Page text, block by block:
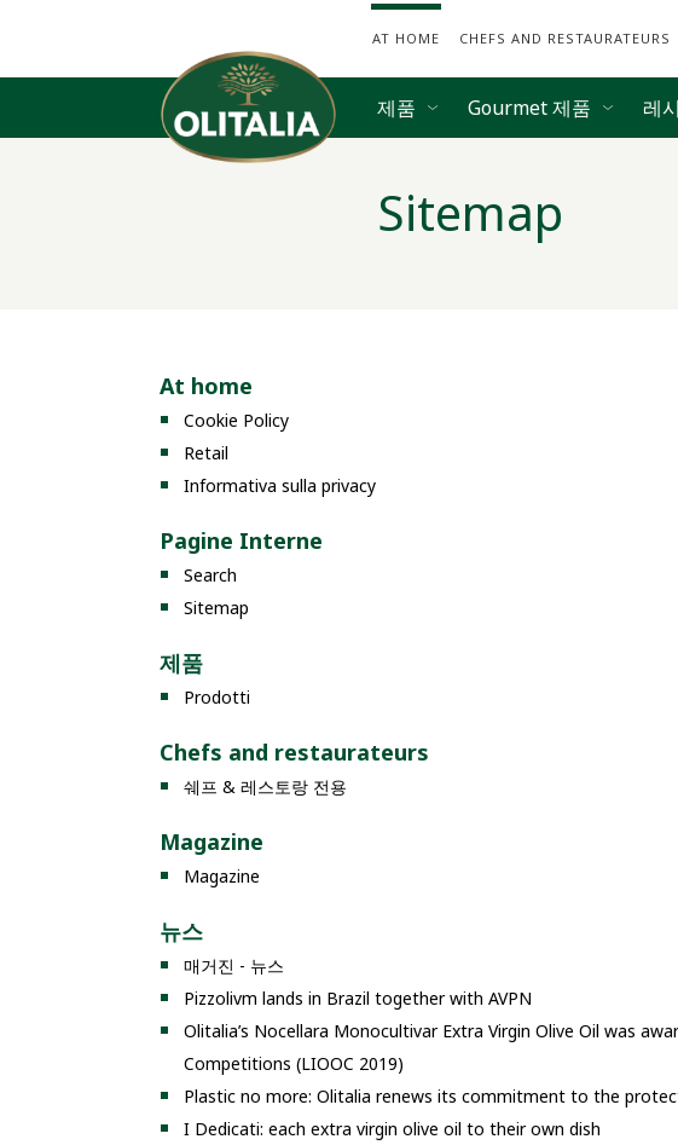
AT HOME CHEFS AND RESTAURATEURS
제품 Gourmet 제품 레
Sitemap
At home
Cookie Policy
Retail
Informativa sulla privacy
Pagine Interne
Search
Sitemap
제품
Prodotti
Chefs and restaurateurs
쉐프 & 레스토랑 전용
Magazine
Magazine
뉴스
매거진 - 뉴스
Pizzolivm lands in Brazil together with AVPN
Olitalia’s Nocellara Monocultivar Extra Virgin Olive Oil was
Competitions (LIOOC 2019)
Plastic no more: Olitalia renews its commitment to the
I Dedicati: each extra virgin olive oil to their own dish